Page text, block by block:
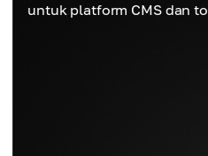
untuk platform CMS dan